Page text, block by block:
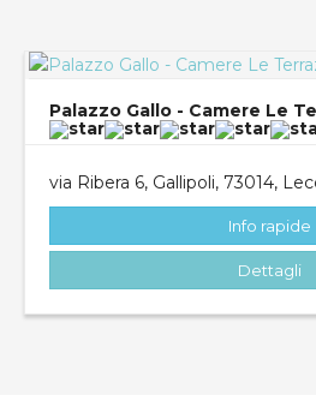
Palazzo Gallo - Camere Le
via Ribera 6, Gallipoli, 73014,
Info rapide
Dettagli